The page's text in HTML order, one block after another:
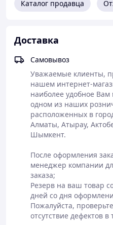
Оформление
заказа на сайте
Каталог продавца
Доставка
Самовывоз
Уважаемые клиенты,
нашем интернет-
наиболее удобное Вам
одном из наших
расположенных в
Алматы, Атырау,
Шымкент.
После оформления
менеджер компании
заказа;
Резерв на ваш товар
дней со дня
Пожалуйста,
отсутствие дефектов